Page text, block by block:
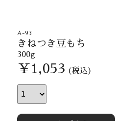
A-93
きねつき豆もち
300g
￥1,053 (税込)